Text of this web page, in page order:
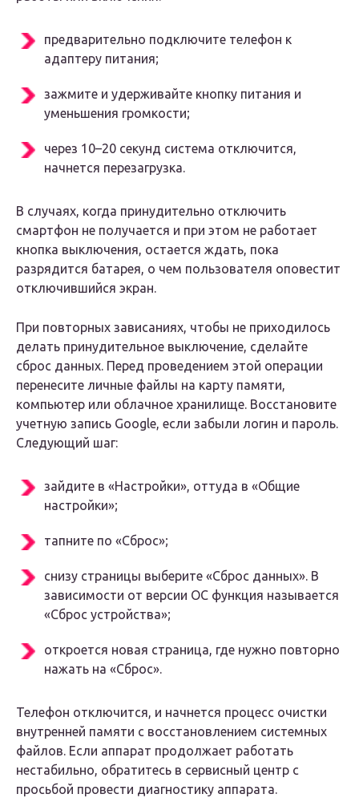
предварительно подключите телефон к
адаптеру питания;
зажмите и удерживайте кнопку питания и
уменьшения громкости;
через 10–20 секунд система отключится,
начнется перезагрузка.
В случаях, когда принудительно отключить
смартфон не получается и при этом не работает
кнопка выключения, остается ждать, пока
разрядится батарея, о чем пользователя оповестит
отключившийся экран.
При повторных зависаниях, чтобы не приходилось
делать принудительное выключение, сделайте
сброс данных. Перед проведением этой операции
перенесите личные файлы на карту памяти,
компьютер или облачное хранилище. Восстановите
учетную запись Google, если забыли логин и пароль.
Следующий шаг:
зайдите в «Настройки», оттуда в «Общие
настройки»;
тапните по «Сброс»;
снизу страницы выберите «Сброс данных». В
зависимости от версии ОС функция называется
«Сброс устройства»;
откроется новая страница, где нужно повторно
нажать на «Сброс».
Телефон отключится, и начнется процесс очистки
внутренней памяти с восстановлением системных
файлов. Если аппарат продолжает работать
нестабильно, обратитесь в сервисный центр с
просьбой провести диагностику аппарата.